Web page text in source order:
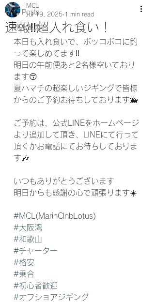
All Posts
MCL遊漁船
速報‼️超入れ食い！
MCL
Jul 19, 2025 1 min read
本日も入れ食いで、ボッコボコに釣
って楽しめてます‼️
明日の午前便あと2名様空いており
ます😙
夏ハマチの超楽しいジギングで皆様
からのご予約お待ちしております🐳
ご予約は、公式LINEをホームページ
より追加して頂き、LINEにて行って
頂くかお電話にてお待ちしておりま
す🎶
いつもありがとうございます
明日からも感謝の心で頑張ります☀️
#MCL (MarinClnbLotus)
#大阪湾
#和歌山
#チャーター
#格安
#乗合
#初心者歓迎
#オフショアジギング